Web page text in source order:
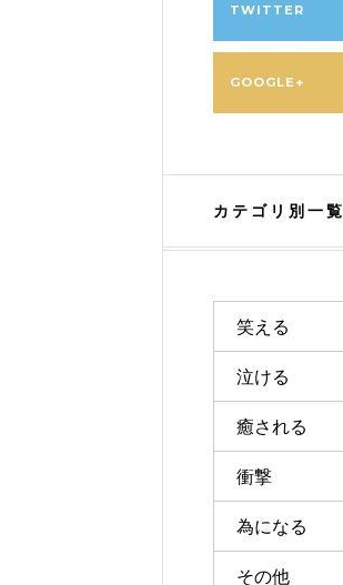
TWITTER
GOOGLE+
カテゴリ別一覧
笑える
泣ける
癒される
衝撃
為になる
その他